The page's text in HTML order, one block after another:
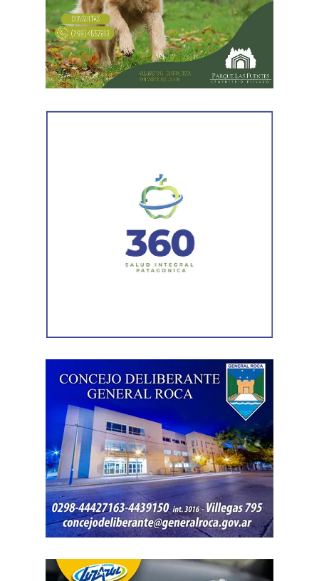
una vivienda ubicada en el barrio Villa Obrera,
señalada por la víctima. Allí se identificó al segundo
sospechosoy se llevaron adelante distintas diligencias
en el marco de la investigación.
Durante el procedimiento, el personal encontró el teléfono
correspondiente para acreditar su propiedad. Además,
denunciado como robado
Posteriormente, el inmueble fue preservado para la
intervención del Gabinete de Criminalística, que realizó
las pericias correspondientes. Otros elementos
encontrados quedaron bajo resguardo para determinar su
procedencia.
Por disposición de la Fiscalía de turno, ambos hombres
permanecen detenidos en el marco de una causa por